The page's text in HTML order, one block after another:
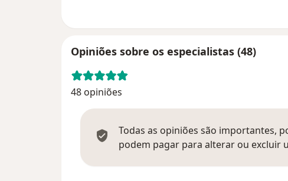
Opiniões sobre os especialistas (48)
48 opiniões
Todas as opiniões são importantes,
podem pagar para alterar ou excluir